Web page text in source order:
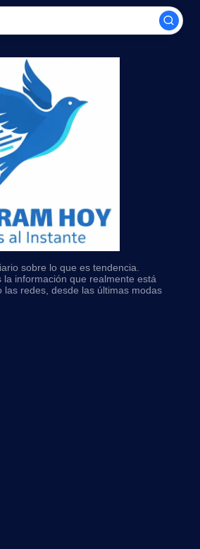
sobre lo que es tendencia.
la información que realmente está
las redes, desde las últimas modas